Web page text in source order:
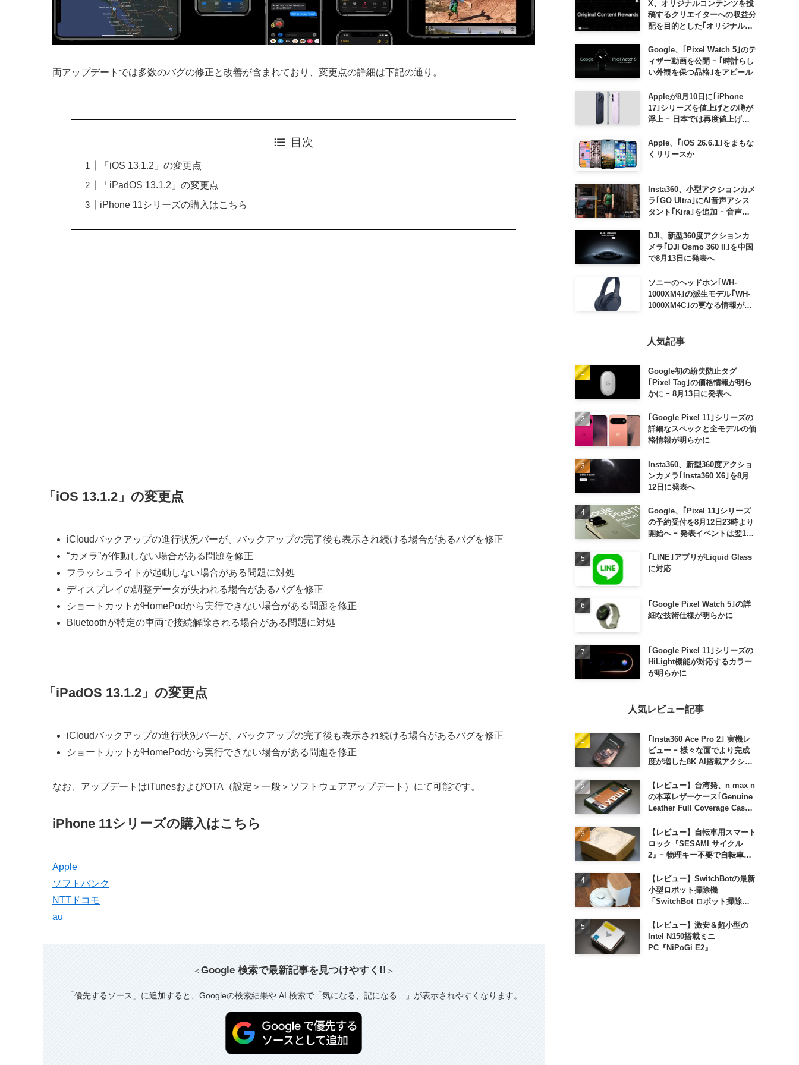
両アップデートでは多数のバグの修正と改善が含まれており、変更点の詳細は下記の通り。
目次
「iOS 13.1.2」の変更点
「iPadOS 13.1.2」の変更点
iPhone 11シリーズの購入はこちら
「iOS 13.1.2」の変更点
iCloudバックアップの進行状況バーが、バックアップの完了後も表示され続ける場合があるバグを修正
“カメラ”が作動しない場合がある問題を修正
フラッシュライトが起動しない場合がある問題に対処
ディスプレイの調整データが失われる場合があるバグを修正
ショートカットがHomePodから実行できない場合がある問題を修正
Bluetoothが特定の車両で接続解除される場合がある問題に対処
「iPadOS 13.1.2」の変更点
iCloudバックアップの進行状況バーが、バックアップの完了後も表示され続ける場合があるバグを修正
ショートカットがHomePodから実行できない場合がある問題を修正
なお、アップデートはiTunesおよびOTA（設定＞一般＞ソフトウェアアップデート）にて可能です。
iPhone 11シリーズの購入はこちら
Apple
ソフトバンク
NTTドコモ
au
＜Google 検索で最新記事を見つけやすく!! ＞
「優先するソース」に追加すると、Googleの検索結果や AI 検索で「気になる、記になる…」が表示されやすくなります。
X、オリジナルコンテンツを投
稿するクリエイターへの収益分
配を目的とした｢オリジナルコ
入へ ｰ 従来の｢収益分配｣は廃
止
Google、｢Pixel Watch 5｣のテ
ィザー動画を公開 ｰ ｢時計らし
い外観を保つ品格｣をアピール
Appleが8月10日に｢iPhone
17｣シリーズを値上げとの噂が
浮上 ｰ 日本では再度値上げの
Apple、｢iOS 26.6.1｣をまもな
くリリースか
Insta360、小型アクションカメ
ラ｢GO Ultra｣にAI音声アシス
タント｢Kira｣を追加 ｰ 音声で
などが利用可能に
DJI、新型360度アクションカ
メラ｢DJI Osmo 360 II｣を中国
で8月13日に発表へ
ソニーのヘッドホン｢WH-
1000XM4｣の派生モデル｢WH-
1000XM4C｣の更なる情報が明
人気記事
Google初の紛失防止タグ
｢Pixel Tag｣の価格情報が明ら
かに ｰ 8月13日に発表へ
｢Google Pixel 11｣シリーズの
詳細なスペックと全モデルの価
格情報が明らかに
Insta360、新型360度アクショ
ンカメラ｢Insta360 X6｣を8月
12日に発表へ
Google、｢Pixel 11｣シリーズ
の予約受付を8月12日23時より
開始へ ｰ 発表イベントは翌13
｢LINE｣アプリがLiquid Glass
に対応
｢Google Pixel Watch 5｣の詳
細な技術仕様が明らかに
｢Google Pixel 11｣シリーズの
HiLight機能が対応するカラー
が明らかに
人気レビュー記事
｢Insta360 Ace Pro 2｣ 実機レ
ビュー ｰ 様々な面でより完成
度が増した8K AI搭載アクショ
【レビュー】台湾発、n max n
の本革レザーケース｢Genuine
Leather Full Coverage Case
【レビュー】自転車用スマート
ロック『SESAMI サイクル
2』ｰ 物理キー不要で自転車の
【レビュー】SwitchBotの最新
小型ロボット掃除機
「SwitchBot ロボット掃除機
【レビュー】激安＆超小型の
Intel N150搭載ミニ
PC『NiPoGi E2』